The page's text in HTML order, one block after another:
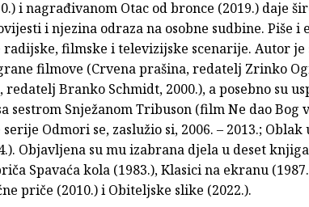
i nagrađivanom Otac od bronce (2019.) daje
i njezina odraza na osobne sudbine. Piše i
filmske i televizijske scenarije. Autor je
filmove (Crvena prašina, redatelj Zrinko
redatelj Branko Schmidt, 2000.), a posebno su
sestrom Snježanom Tribuson (film Ne dao Bog
Odmori se, zaslužio si, 2006. – 2013.; Oblak
Objavljena su mu izabrana djela u deset
Spavaća kola (1983.), Klasici na ekranu
priče (2010.) i Obiteljske slike (2022.).